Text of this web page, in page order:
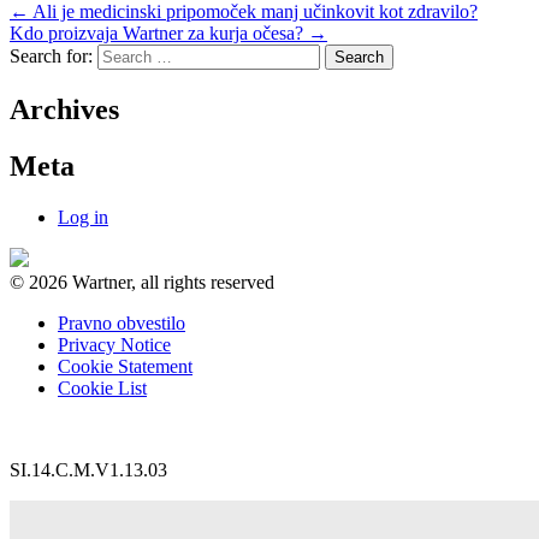
← Ali je medicinski pripomoček manj učinkovit kot zdravilo?
Kdo proizvaja Wartner za kurja očesa? →
Search for:
Archives
Meta
Log in
© 2026 Wartner, all rights reserved
Pravno obvestilo
Privacy Notice
Cookie Statement
Cookie List
SI.14.C.M.V1.13.03